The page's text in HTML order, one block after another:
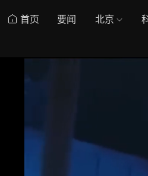
首页 要闻 北京